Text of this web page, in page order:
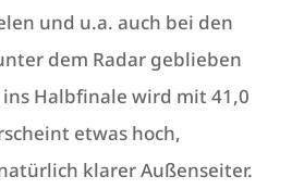
und u.a. auch bei den
dem Radar geblieben
ins Halbfinale wird mit 41,0
etwas hoch,
klarer Außenseiter.